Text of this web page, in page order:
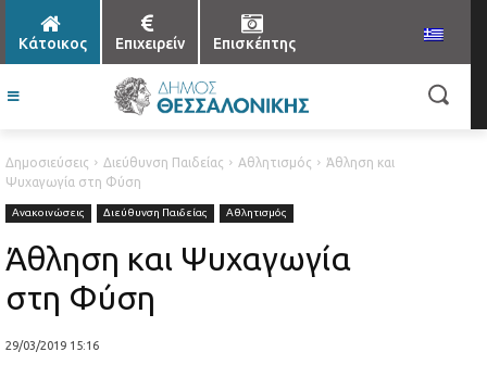
Κάτοικος Επιχειρείν Επισκέπτης
Δημοσιεύσεις Διεύθυνση Παιδείας Αθλητισμός
Άθληση και
Ψυχαγωγία στη Φύση
Ανακοινώσεις Διεύθυνση Παιδείας Αθλητισμός
Άθληση και Ψυχαγωγία
στη Φύση
29/03/2019 15:16